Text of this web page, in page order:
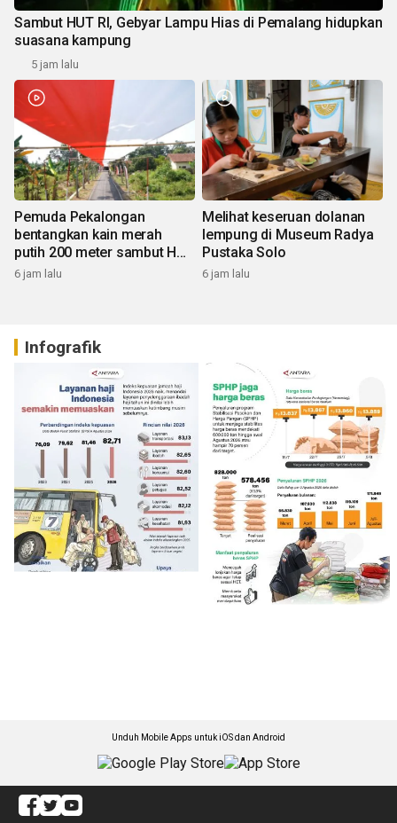
Sambut HUT RI, Gebyar Lampu Hias di Pemalang hidupkan
suasana kampung
5 jam lalu
Pemuda Pekalongan
bentangkan kain merah
putih 200 meter sambut HUT
RI
6 jam lalu
Melihat keseruan dolanan
lempung di Museum Radya
Pustaka Solo
6 jam lalu
Infografik
Unduh Mobile Apps untuk iOS dan Android